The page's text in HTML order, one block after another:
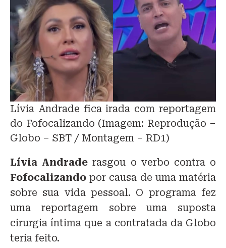
Lívia Andrade fica irada com reportagem
do Fofocalizando (Imagem: Reprodução –
Globo – SBT / Montagem – RD1)
Lívia Andrade rasgou o verbo contra o
Fofocalizando por causa de uma matéria
sobre sua vida pessoal. O programa fez
uma reportagem sobre uma suposta
cirurgia íntima que a contratada da Globo
teria feito.